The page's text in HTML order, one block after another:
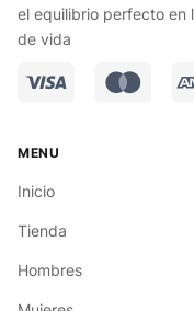
el equilibrio perfecto en
de vida
Inicio
Tienda
Hombres